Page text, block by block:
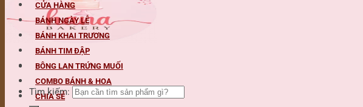
Tìm kiếm:
CỬA HÀNG
BÁNH NGÀY LỄ
BÁNH KHAI TRƯƠNG
BÁNH TIM ĐẬP
BÔNG LAN TRỨNG MUỐI
COMBO BÁNH & HOA
CHIA SẺ